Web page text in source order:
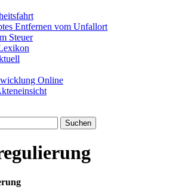
Entfernen vom Unfallort
Steuer
Online